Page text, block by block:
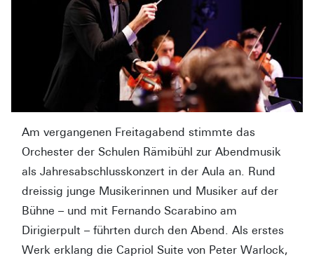
Am vergangenen Freitagabend stimmte das
Orchester der Schulen Rämibühl zur Abendmusik
als Jahresabschlusskonzert in der Aula an. Rund
dreissig junge Musikerinnen und Musiker auf der
Bühne – und mit Fernando Scarabino am
Dirigierpult – führten durch den Abend. Als erstes
Werk erklang die Capriol Suite von Peter Warlock,